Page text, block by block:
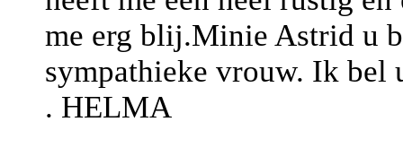
me erg blij.Minie Astrid u
sympathieke vrouw. Ik bel
. HELMA